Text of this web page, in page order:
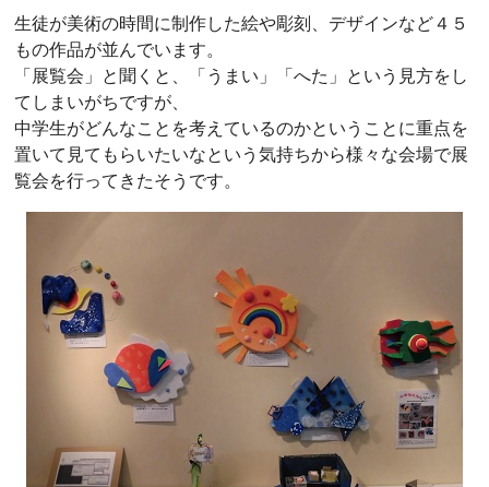
生徒が美術の時間に制作した絵や彫刻、デザインなど４５
もの作品が並んでいます。
「展覧会」と聞くと、「うまい」「へた」という見方をし
てしまいがちですが、
中学生がどんなことを考えているのかということに重点を
置いて見てもらいたいなという気持ちから様々な会場で展
覧会を行ってきたそうです。